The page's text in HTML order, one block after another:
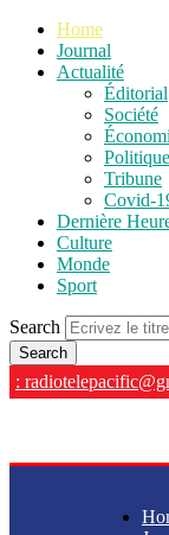
Home
Journal
Actualité
Éditorial
Société
Politique
Tribune
Covid-
Dernière
Culture
Monde
Sport
Search
: